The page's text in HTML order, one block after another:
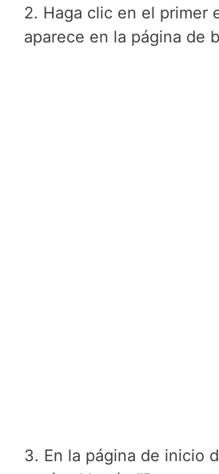
2. Haga clic en el primer
aparece en la página de
3. En la página de inicio